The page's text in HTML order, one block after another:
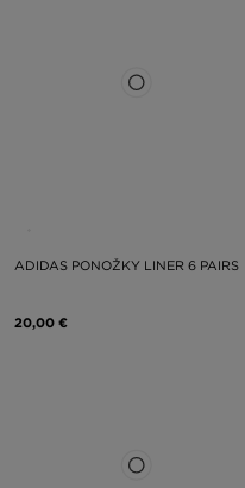
ADIDAS PONOŽKY LINER 6 PAIRS
20,00 €